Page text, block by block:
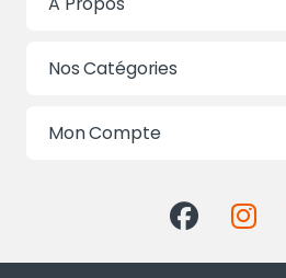
Nos Catégories
Mon Compte